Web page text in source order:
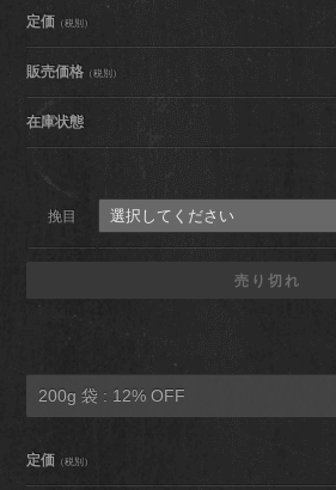
定価 （税別）
販売価格 （税別）
在庫状態
挽目
売り切れ
200g 袋 : 12% OFF
定価 （税別）